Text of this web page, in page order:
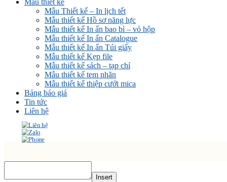
Mẫu thiết kế
Mẫu Thiết kế – In lịch tết
Mẫu thiết kế Hồ sơ năng lực
Mẫu thiết kế In ấn bao bì – vỏ hộp
Mẫu thiết kế In ấn Catalogue
Mẫu thiết kế In ấn Túi giấy
Mẫu thiết kế Kẹp file
Mẫu thiết kế sách – tạp chí
Mẫu thiết kế tem nhãn
Mẫu thiết kế thiệp cưới mica
Bảng báo giá
Tin tức
Liên hệ
Insert